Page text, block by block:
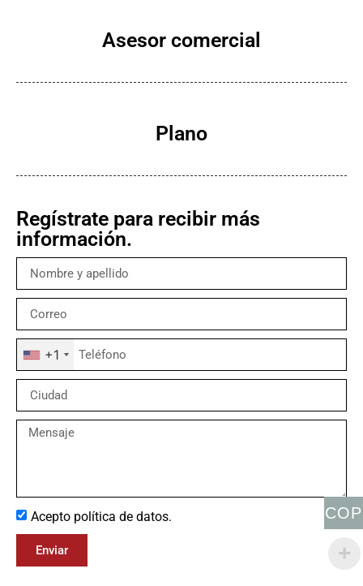
Regístrate para recibir más
información.
+1
Acepto política de datos.
Enviar
Plano
Asesor comercial
COP